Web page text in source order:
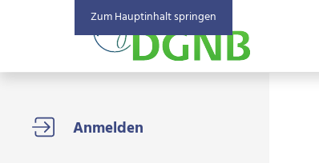
Zum Hauptinhalt springen